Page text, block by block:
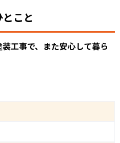
こと
工事で、また安心して暮ら